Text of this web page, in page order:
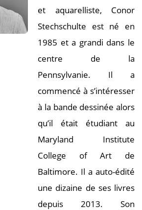
et aquarelliste, Conor
Stechschulte est né en
1985 et a grandi dans le
centre de la
Pennsylvanie. Il a
commencé à s’intéresser
à la bande dessinée alors
qu’il était étudiant au
Maryland Institute
College of Art de
Baltimore. Il a auto-édité
une dizaine de ses livres
depuis 2013. Son